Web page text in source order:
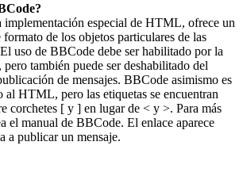
implementación especial de HTML, ofrece un
de los objetos particulares de las
uso de BBCode debe ser habilitado por la
también puede ser deshabilitado del
de mensajes. BBCode asimismo es
al HTML, pero las etiquetas se encuentran
corchetes [ y ] en lugar de < y >. Para más
el manual de BBCode. El enlace aparece
a publicar un mensaje.